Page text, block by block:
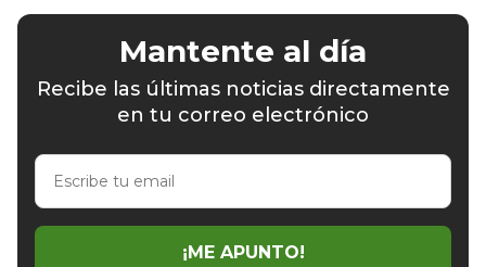
Mantente al día
Recibe las últimas noticias directamente
en tu correo electrónico
Escribe
email
¡ME APUNTO!